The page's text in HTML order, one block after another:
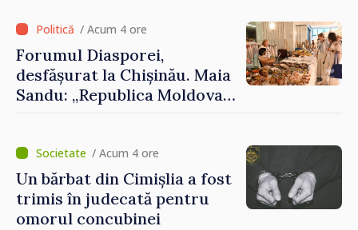
Crucii Roșii în Moldova
/ Acum 4 ore
Forumul Diasporei,
desfășurat la Chișinău. Maia
Sandu: „Republica Moldova
rol important în promovarea
și susținerea acestui
parcurs”
/ Acum 4 ore
Un bărbat din Cimișlia a fost
trimis în judecată pentru
omorul concubinei